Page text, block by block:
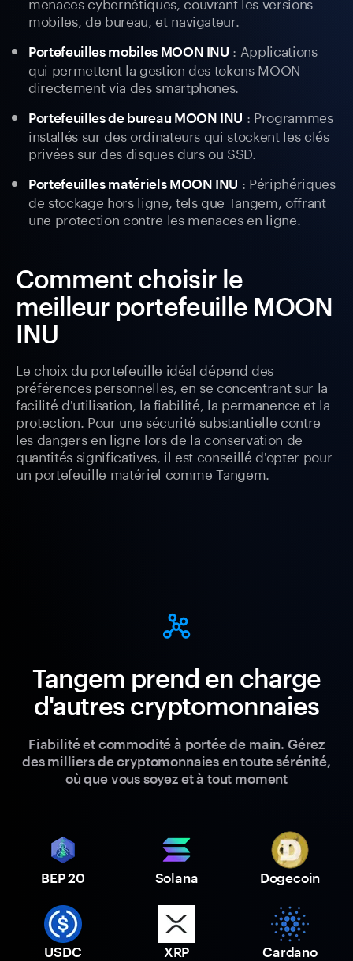
mobiles, de bureau, et navigateur.
Portefeuilles mobiles MOON INU : Applications
qui permettent la gestion des tokens MOON
directement via des smartphones.
Portefeuilles de bureau MOON INU : Programmes
installés sur des ordinateurs qui stockent les clés
privées sur des disques durs ou SSD.
Portefeuilles matériels MOON INU : Périphériques
de stockage hors ligne, tels que Tangem, offrant
une protection contre les menaces en ligne.
Comment choisir le
meilleur portefeuille MOON
INU
Le choix du portefeuille idéal dépend des
préférences personnelles, en se concentrant sur la
facilité d'utilisation, la fiabilité, la permanence et la
protection. Pour une sécurité substantielle contre
les dangers en ligne lors de la conservation de
quantités significatives, il est conseillé d'opter pour
un portefeuille matériel comme Tangem.
Tangem prend en charge
d'autres cryptomonnaies
Fiabilité et commodité à portée de main. Gérez
des milliers de cryptomonnaies en toute sérénité,
où que vous soyez et à tout moment
BEP 20 Solana Dogecoin
USDC XRP Cardano